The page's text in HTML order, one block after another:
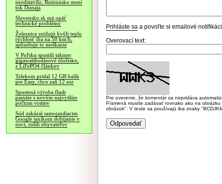
neodstavilo, Rumunsko mení
tok Dunaja
Slovensko.sk má opäť
technické problémy
Železnice znižujú kvôli teplu
rýchlosť iba na 50 km/h,
spôsobuje to meškanie
V Poľsku spustili takmer
gigawatthodinové úložisko,
z LiFePO4 článkov
Telekom pridal 12 GB balík
pre Easy, chce zaň 12 eur
Spustená výroba flash
pamäte s novým najvyšším
počtom vrstiev
Súd zakázal samojazdiacim
Google taxíkom dobíjanie v
noci, rušili obyvateľov
Prihláste sa a povoľte si emailové
Overovací text:
Pre overenie, že komentár sa nepridáva
Písmená musíte zadávať rovnako ako na
obrázok". V texte sa používajú iba znaky